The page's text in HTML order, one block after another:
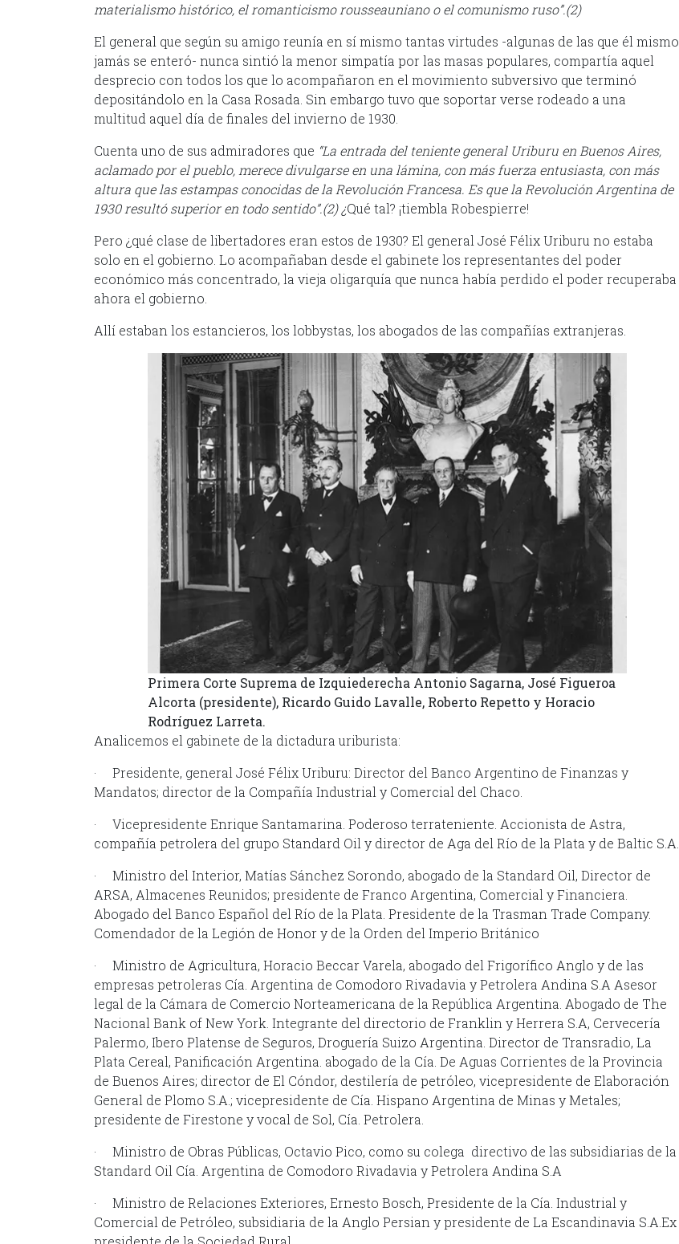
materialismo histórico, el romanticismo rousseauniano o el comunismo ruso”.(2)
El general que según su amigo reunía en sí mismo tantas virtudes -algunas de las que él mismo
jamás se enteró- nunca sintió la menor simpatía por las masas populares, compartía aquel
desprecio con todos los que lo acompañaron en el movimiento subversivo que terminó
depositándolo en la Casa Rosada. Sin embargo tuvo que soportar verse rodeado a una
multitud aquel día de finales del invierno de 1930.
Cuenta uno de sus admiradores que “La entrada del teniente general Uriburu en Buenos Aires,
aclamado por el pueblo, merece divulgarse en una lámina, con más fuerza entusiasta, con más
altura que las estampas conocidas de la Revolución Francesa. Es que la Revolución Argentina de
1930 resultó superior en todo sentido”.(2) ¿Qué tal? ¡tiembla Robespierre!
Pero ¿qué clase de libertadores eran estos de 1930? El general José Félix Uriburu no estaba
solo en el gobierno. Lo acompañaban desde el gabinete los representantes del poder
económico más concentrado, la vieja oligarquía que nunca había perdido el poder recuperaba
ahora el gobierno.
Allí estaban los estancieros, los lobbystas, los abogados de las compañías extranjeras.
Primera Corte Suprema de Izquiederecha Antonio Sagarna, José Figueroa
Alcorta (presidente), Ricardo Guido Lavalle, Roberto Repetto y Horacio
Rodríguez Larreta.
Analicemos el gabinete de la dictadura uriburista:
· Presidente, general José Félix Uriburu: Director del Banco Argentino de Finanzas y
Mandatos; director de la Compañía Industrial y Comercial del Chaco.
· Vicepresidente Enrique Santamarina. Poderoso terrateniente. Accionista de Astra,
compañía petrolera del grupo Standard Oil y director de Aga del Río de la Plata y de Baltic S.A.
· Ministro del Interior, Matías Sánchez Sorondo, abogado de la Standard Oil, Director de
ARSA, Almacenes Reunidos; presidente de Franco Argentina, Comercial y Financiera.
Abogado del Banco Español del Río de la Plata. Presidente de la Trasman Trade Company.
Comendador de la Legión de Honor y de la Orden del Imperio Británico
· Ministro de Agricultura, Horacio Beccar Varela, abogado del Frigorífico Anglo y de las
empresas petroleras Cía. Argentina de Comodoro Rivadavia y Petrolera Andina S.A Asesor
legal de la Cámara de Comercio Norteamericana de la República Argentina. Abogado de The
Nacional Bank of New York. Integrante del directorio de Franklin y Herrera S.A, Cervecería
Palermo, Ibero Platense de Seguros, Droguería Suizo Argentina. Director de Transradio, La
Plata Cereal, Panificación Argentina. abogado de la Cía. De Aguas Corrientes de la Provincia
de Buenos Aires; director de El Cóndor, destilería de petróleo, vicepresidente de Elaboración
General de Plomo S.A.; vicepresidente de Cía. Hispano Argentina de Minas y Metales;
presidente de Firestone y vocal de Sol, Cía. Petrolera.
· Ministro de Obras Públicas, Octavio Pico, como su colega directivo de las subsidiarias de la
Standard Oil Cía. Argentina de Comodoro Rivadavia y Petrolera Andina S.A
· Ministro de Relaciones Exteriores, Ernesto Bosch, Presidente de la Cía. Industrial y
Comercial de Petróleo, subsidiaria de la Anglo Persian y presidente de La Escandinavia S.A.Ex